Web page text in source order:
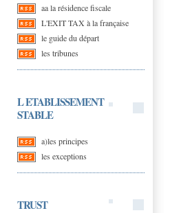
aa la résidence fiscale
L'EXIT TAX à la française
le guide du départ
les tribunes
L ETABLISSEMENT
STABLE
a)les principes
les exceptions
TRUST